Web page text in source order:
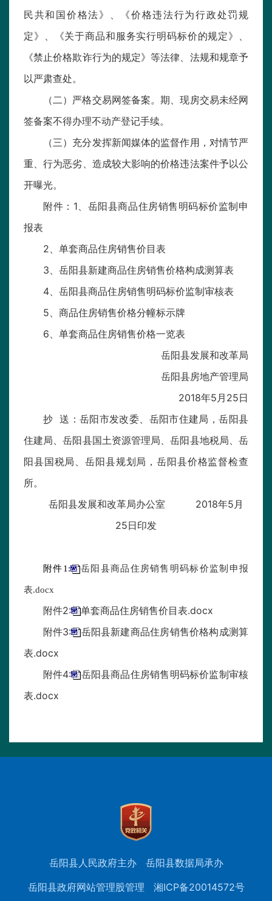
民共和国价格法》、《价格违法行为行政处罚规
定》、《关于商品和服务实行明码标价的规定》、
《禁止价格欺诈行为的规定》等法律、法规和规章予
以严肃查处。
（二）严格交易网签备案。期、现房交易未经网
签备案不得办理不动产登记手续。
（三）充分发挥新闻媒体的监督作用，对情节严
重、行为恶劣、造成较大影响的价格违法案件予以公
开曝光。
附件：1、岳阳县商品住房销售明码标价监制申
报表
2、单套商品住房销售价目表
3、岳阳县新建商品住房销售价格构成测算表
4、岳阳县商品住房销售明码标价监制审核表
5、商品住房销售价格分幢标示牌
6、单套商品住房销售价格一览表
岳阳县发展和改革局
岳阳县房地产管理局
2018年5月25日
抄 送：岳阳市发改委、岳阳市住建局，岳阳县
住建局、岳阳县国土资源管理局、岳阳县地税局、岳
阳县国税局、岳阳县规划局，岳阳县价格监督检查
所。
岳阳县发展和改革局办公室 2018年5月
25日印发
附件1: 岳阳县商品住房销售明码标价监制申报
表.docx
附件2:
单套商品住房销售价目表.docx
附件3:
岳阳县新建商品住房销售价格构成测算
表.docx
附件4:
岳阳县商品住房销售明码标价监制审核
表.docx
岳阳县人民政府主办
岳阳县数据局承办
岳阳县政府网站管理股管理
湘ICP备20014572号